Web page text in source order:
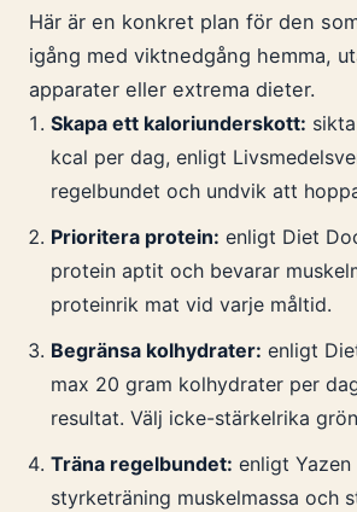
Här är en konkret plan för den
igång med viktnedgång hemma,
apparater eller extrema dieter.
Skapa ett kaloriunderskott:
kcal per dag, enligt
regelbundet och undvik att
Prioritera protein: enligt Diet
protein aptit och bevarar
proteinrik mat vid varje måltid.
Begränsa kolhydrater: enligt
max 20 gram kolhydrater per
resultat. Välj icke-stärkelrika
Träna regelbundet: enligt
styrketräning muskelmassa och